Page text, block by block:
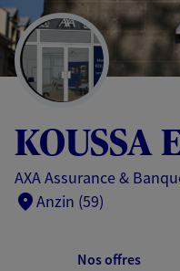
KOUSSA
AXA Assurance &
Anzin (59)
Nos offres